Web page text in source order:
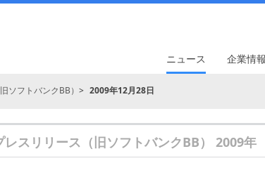
ニュース 企業情報
ソフトバンクBB） 2009年12月28日
レスリリース（旧ソフトバンクBB） 2009年